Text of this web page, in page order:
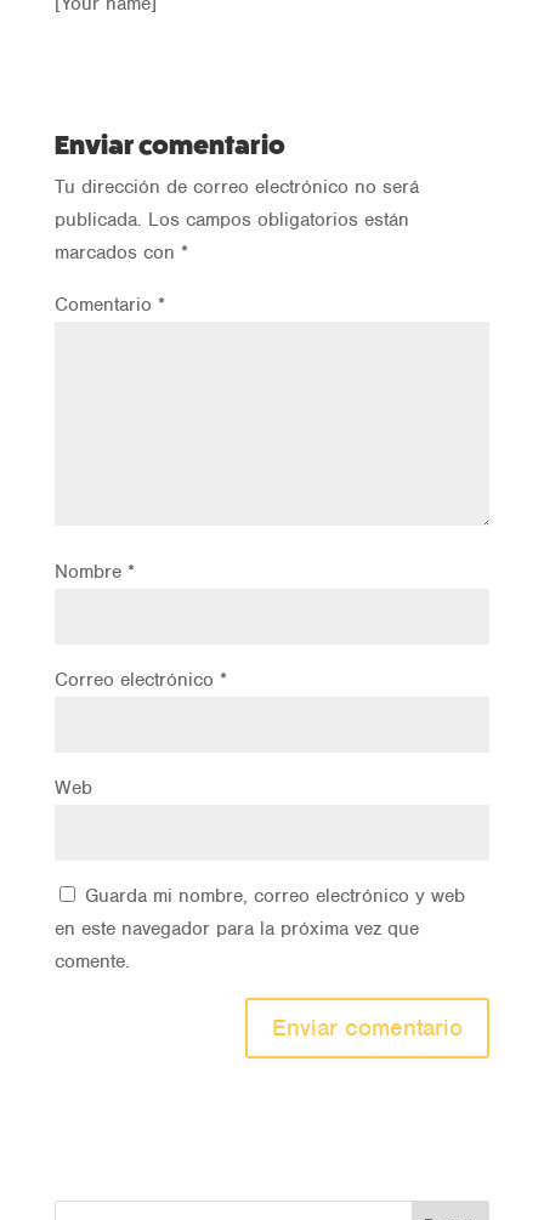
Enviar comentario
Tu dirección de correo electrónico no será
publicada. Los campos obligatorios están
marcados con *
Comentario *
Nombre *
Correo electrónico *
Web
Guarda mi nombre, correo electrónico y web
en este navegador para la próxima vez que
comente.